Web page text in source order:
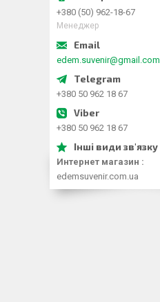
+380 (50) 962-18-67
Менеджер
edem.suvenir@gmail.com
+380 50 962 18 67
+380 50 962 18 67
Интернет магазин
edemsuvenir.com.ua